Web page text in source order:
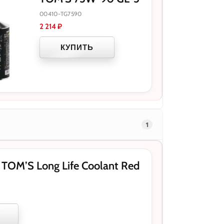
00410-TG7590
2 214₽
КУПИТЬ
1
Long Life Coolant Red